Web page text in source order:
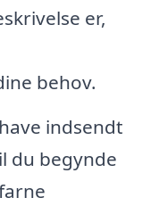
er,
behov.
indsendt
du begynde